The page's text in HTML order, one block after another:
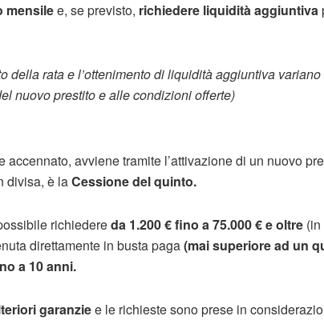
mensilee, se previsto, richiedere liquidità aggiuntiva
della rata e l’ottenimento di liquidità aggiuntiva
nuovo prestito e alle condizioni offerte)
accennato, avviene tramite l’attivazione di un nuovo
divisa, è laCessione del quinto.
richiedereda 1.200 € fino a 75.000 € e oltre
direttamente in busta paga(mai superiore ad un
a 10 anni.
garanziee le richieste sono prese in